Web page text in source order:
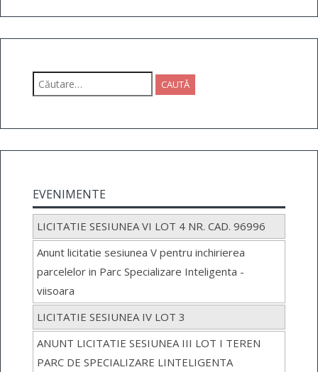
Caută
după:
EVENIMENTE
LICITATIE SESIUNEA VI LOT 4 NR. CAD. 96996
Anunt licitatie sesiunea V pentru inchirierea
parcelelor in Parc Specializare Inteligenta -
viisoara
LICITATIE SESIUNEA IV LOT 3
ANUNT LICITATIE SESIUNEA III LOT I TEREN
PARC DE SPECIALIZARE LINTELIGENTA